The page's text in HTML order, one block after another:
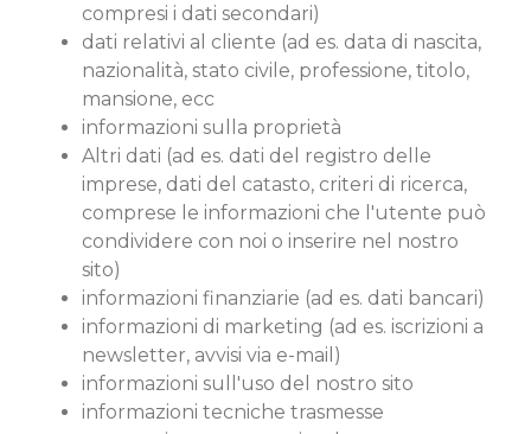
compresi i dati secondari)
dati relativi al cliente (ad es. data di nascita,
nazionalità, stato civile, professione, titolo,
mansione, ecc
informazioni sulla proprietà
Altri dati (ad es. dati del registro delle
imprese, dati del catasto, criteri di ricerca,
comprese le informazioni che l'utente può
condividere con noi o inserire nel nostro
sito)
informazioni finanziarie (ad es. dati bancari)
informazioni di marketing (ad es. iscrizioni a
newsletter, avvisi via e-mail)
informazioni sull'uso del nostro sito
informazioni tecniche trasmesse